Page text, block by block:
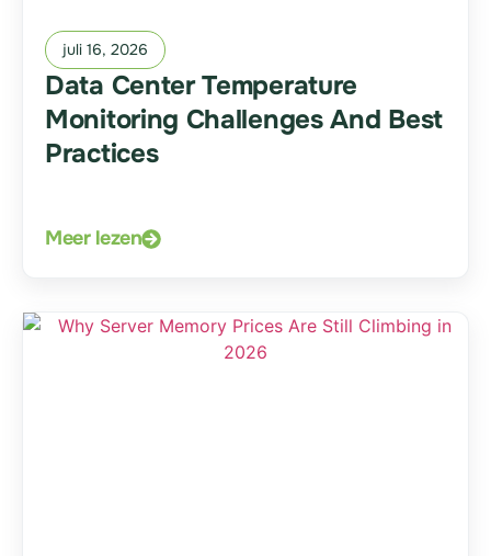
juli 16, 2026
Data Center Temperature
Monitoring Challenges And Best
Practices
Meer lezen